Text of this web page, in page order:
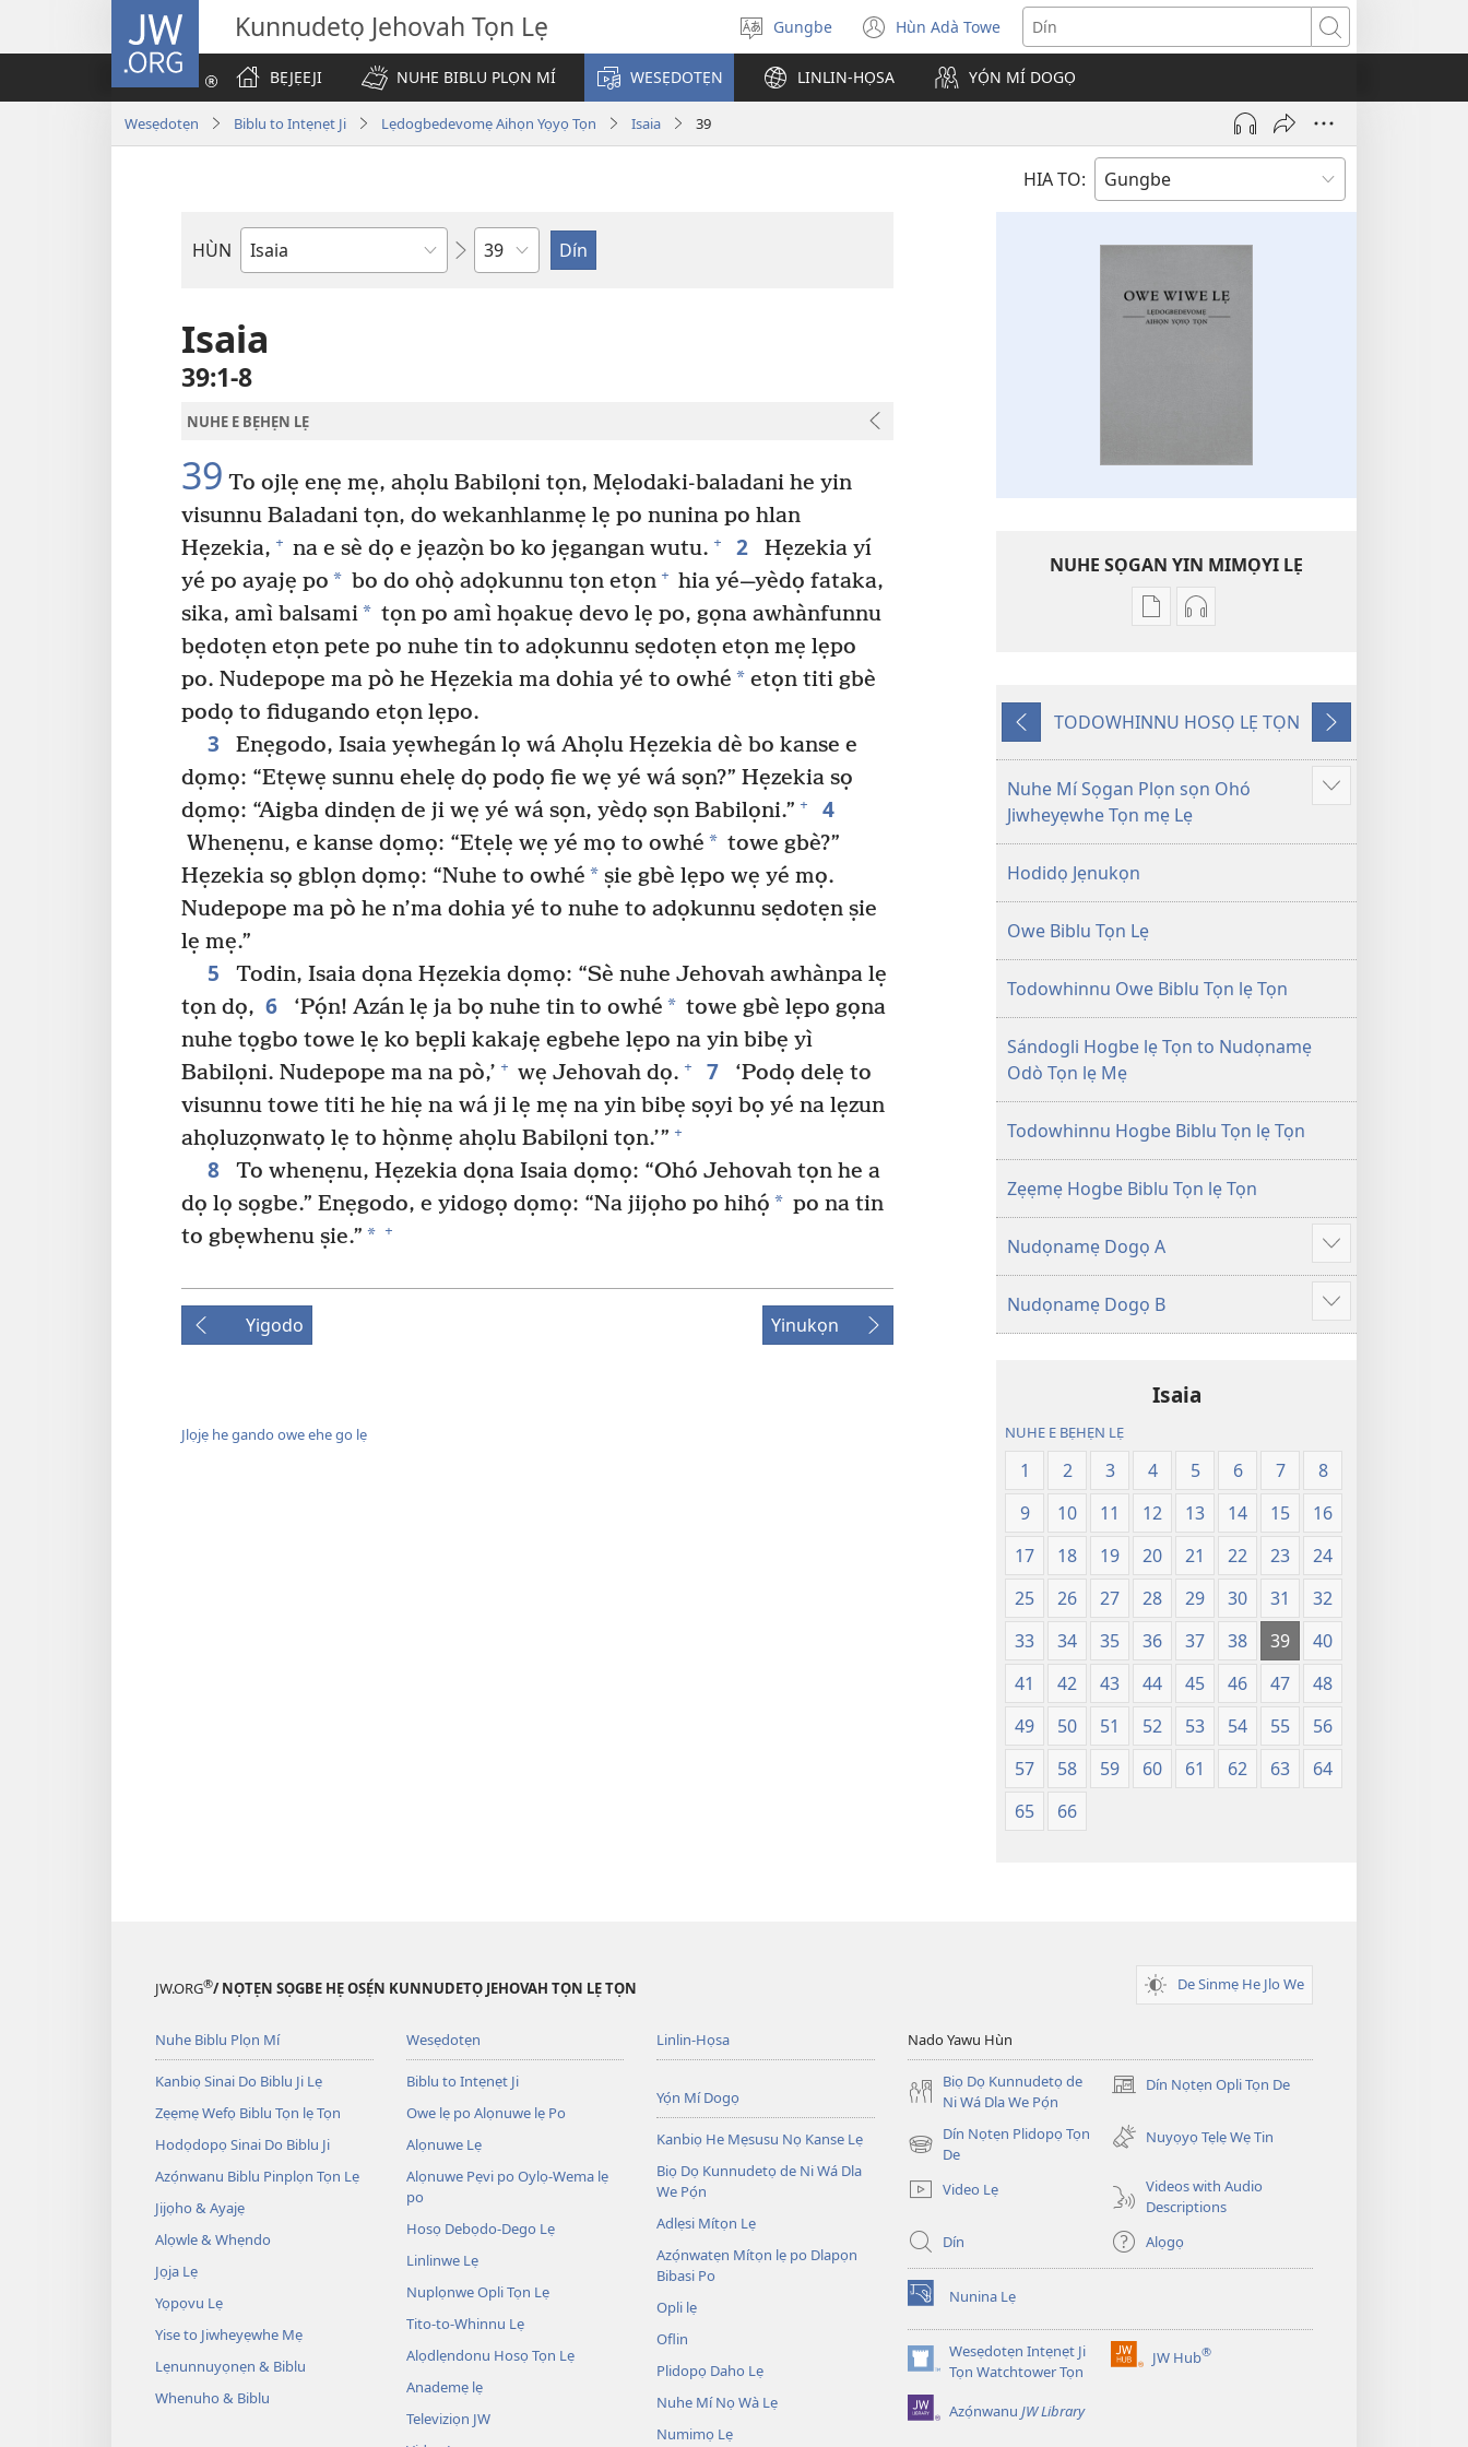
JW.ORG Kunnudetọ Jehovah Tọn Lẹ
De
ogbè
dopo
Gungbe Hùn Adà Towe
(opens
new
window)
Dín
BẸJẸEJI
NUHE BIBLU PLỌN MÍ WESẸDOTẸN LINLIN-HỌSA YỌ́N MÍ DOGỌ
Wesẹdotẹn Biblu to Intẹnẹt Ji Lẹdogbedevomẹ Aihọn Yọyọ Tọn Isaia 39
HIA TO:
HÙN
Bible
Weta
Isaia
39:1-8
NUHE E BẸHẸN LẸ
39 To ojlẹ enẹ mẹ, ahọlu Babilọni tọn, Mẹlodaki-baladani he yin
visunnu Baladani tọn, do wekanhlanmẹ lẹ po nunina po hlan
Hẹzekia, + na e sè dọ e jẹazọ̀n bo ko jẹgangan wutu. + 2
Hẹzekia yí
yé po ayajẹ po * bo do ohọ̀ adọkunnu tọn etọn + hia yé—yèdọ fataka,
sika, amì balsami* tọn po amì họakuẹ devo lẹ po, gọna awhànfunnu
bẹdotẹn etọn pete po nuhe tin to adọkunnu sẹdotẹn etọn mẹ lẹpo
po. Nudepope ma pò he Hẹzekia ma dohia yé to owhé * etọn titi gbè
podọ to fidugando etọn lẹpo.
3
Enẹgodo, Isaia yẹwhegán lọ wá Ahọlu Hẹzekia dè bo kanse e
dọmọ: “Etẹwẹ sunnu ehelẹ dọ podọ fie wẹ yé wá sọn?” Hẹzekia sọ
dọmọ: “Aigba dindẹn de ji wẹ yé wá sọn, yèdọ sọn Babilọni.” + 4
Whenẹnu, e kanse dọmọ: “Etẹlẹ wẹ yé mọ to owhé * towe gbè?”
Hẹzekia sọ gblọn dọmọ: “Nuhe to owhé * ṣie gbè lẹpo wẹ yé mọ.
Nudepope ma pò he n’ma dohia yé to nuhe to adọkunnu sẹdotẹn ṣie
lẹ mẹ.”
5
Todin, Isaia dọna Hẹzekia dọmọ: “Sè nuhe Jehovah awhànpa lẹ
tọn dọ, 6 ‘Pọ́n! Azán lẹ ja bọ nuhe tin to owhé * towe gbè lẹpo gọna
nuhe tọgbo towe lẹ ko bẹpli kakajẹ egbehe lẹpo na yin bibẹ yì
Babilọni. Nudepope ma na pò,’ + wẹ Jehovah dọ. + 7
‘Podọ delẹ to
visunnu towe titi he hiẹ na wá ji lẹ mẹ na yin bibẹ sọyi bọ yé na lẹzun
ahọluzọnwatọ lẹ to họ̀nmẹ ahọlu Babilọni tọn.’” +
8
To whenẹnu, Hẹzekia dọna Isaia dọmọ: “Ohó Jehovah tọn he a
dọ lọ sọgbe.” Enẹgodo, e yidogọ dọmọ: “Na jijọho po hihọ́ * po na tin
to gbẹwhenu ṣie.” * +
Yigodo Yinukọn
Jlọjẹ he gando owe ehe go lẹ
NUHE SỌGAN YIN MIMỌYI LẸ
Lehe
yin
gbọn
Owe
Wiwe
Lẹdogbedevomẹ
Yọyọ
Tọn
(Zinjẹgbonu
2015
Tọn)
Lehe
yin
gbọn
Owe
Lẹdogbedevomẹ
Yọyọ
Tọn
(Zinjẹgbonu
2015
Yigodo
TODOWHINNU HOSỌ LẸ TỌN
Yinukọn
Nuhe Mí Sọgan Plọn sọn Ohó
Jiwheyẹwhe Tọn mẹ Lẹ
Show
Hodidọ Jẹnukọn
Owe Biblu Tọn Lẹ
Todowhinnu Owe Biblu Tọn lẹ Tọn
Sándogli Hogbe lẹ Tọn to Nudọnamẹ
Odò Tọn lẹ Mẹ
Todowhinnu Hogbe Biblu Tọn lẹ Tọn
Zẹẹmẹ Hogbe Biblu Tọn lẹ Tọn
Nudọnamẹ Dogọ A
Show
more
Nudọnamẹ Dogọ B
Show
more
Isaia
NUHE E BẸHẸN LẸ
1 2 3 4 5 6 7
8
9
10 11 12 13 14 15
16
17
18 19 20 21 22 23
24
25
26 27 28 29 30 31
32
33
34 35 36 37 38 39
40
41
42 43 44 45 46 47
48
49
50 51 52 53 54 55
56
57
58 59 60 61 62 63
64
65
66
JW.ORG®/ NỌTẸN SỌGBE HẸ OSẸ́N KUNNUDETỌ JEHOVAH TỌN LẸ TỌN De Sinmẹ He Jlo We
Nuhe Biblu Plọn Mí
Kanbiọ Sinai Do Biblu Ji Lẹ
Zẹẹmẹ Wefọ Biblu Tọn lẹ Tọn
Hodọdopọ Sinai Do Biblu Ji
Azọ́nwanu Biblu Pinplọn Tọn Lẹ
Jijọho & Ayajẹ
Alọwle & Whẹndo
Jọja Lẹ
Yọpọvu Lẹ
Yise to Jiwheyẹwhe Mẹ
Lẹnunnuyọnẹn & Biblu
Whenuho & Biblu
Wesẹdotẹn
Biblu to Intẹnẹt Ji
Owe lẹ po Alọnuwe lẹ Po
Alọnuwe Lẹ
Alọnuwe Pẹvi po Oylọ-Wema lẹ
po
Hosọ Debọdo-Dego Lẹ
Linlinwe Lẹ
Nuplọnwe Opli Tọn Lẹ
Tito-to-Whinnu Lẹ
Alọdlẹndonu Hosọ Tọn Lẹ
Anademẹ lẹ
Televiziọn JW
Linlin-Họsa
Yọ́n Mí Dogọ
Kanbiọ He Mẹsusu Nọ Kanse Lẹ
Biọ Dọ Kunnudetọ de Ni Wá Dla
We Pọ́n
Adlẹsi Mítọn Lẹ
Azọ́nwatẹn Mítọn lẹ po Dlapọn
Bibasi Po
Opli lẹ
Oflin
Plidopọ Daho Lẹ
Nuhe Mí Nọ Wà Lẹ
Numimọ Lẹ
Nado Yawu Hùn
Biọ Dọ Kunnudetọ de
Ni Wá Dla We Pọ́n
Dín Nọtẹn Opli Tọn De
(opens
window)
Dín Nọtẹn Plidopọ Tọn
De
(opens
window)
Nuyọyọ Tẹlẹ Wẹ Tin
Video Lẹ
Videos with Audio
Descriptions
Dín
Alọgọ
Nunina Lẹ
(opens
new
window)Wesẹdotẹn Intẹnẹt Ji
Tọn Watchtower Tọn
(opens
new
window)
JW Hub®
(opens
Azọ́nwanu JW Library